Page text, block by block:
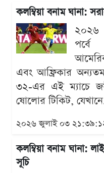
কলম্বিয়া বনাম ঘানা:
২০২৬
এবং আফ্রিকার
৩২-এর এই ম্যাচে
ষোলোর টিকিট,
২০২৬ জুলাই ০৩
কলম্বিয়া বনাম ঘানা:
সূচি